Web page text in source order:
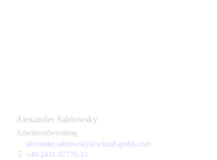
Alexander Sablowsky
Arbeitsvorbereitung
alexander.sablowsky@schaaf-gmbh.com
+49-2431-97770-33